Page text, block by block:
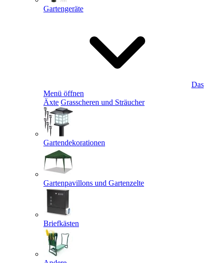
Gartengeräte
Das
Menü öffnen
Äxte Grasscheren und Sträucher
Gartendekorationen
Gartenpavillons und Gartenzelte
Briefkästen